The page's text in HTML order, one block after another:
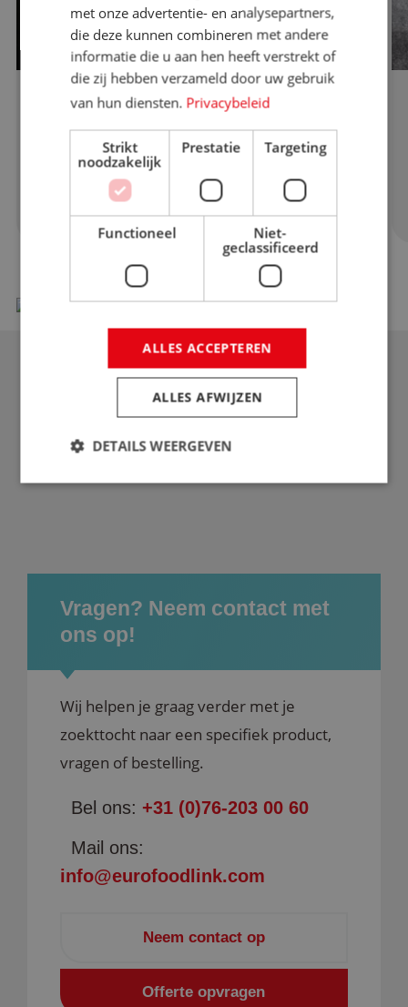
Kreeft
De kreeft (Panulirus argus) wordt
voornamelijk gevangen e...
Lees meer over product
Vragen? Neem contact met
ons op!
Wij helpen je graag verder met je
zoekttocht naar een specifiek product,
vragen of bestelling.
Bel ons: +31 (0)76-203 00 60
Mail ons:
info@eurofoodlink.com
Neem contact op
Offerte opvragen
met onze advertentie- en analysepartners,
die deze kunnen combineren met andere
informatie die u aan hen heeft verstrekt of
die zij hebben verzameld door uw gebruik
van hun diensten. Privacybeleid
Strikt
noodzakelijk
Prestatie Targeting
Functioneel
Niet-
geclassificeerd
ALLES ACCEPTEREN
ALLES AFWIJZEN
DETAILS WEERGEVEN
gebruikersaanmelding en accountbeheer. De
website kan niet goed worden gebruikt zonder de
strikt noodzakelijke cookies.
PHPSESSID
PHP.net
www.eurofoodlink.com
Google Privacy Policy